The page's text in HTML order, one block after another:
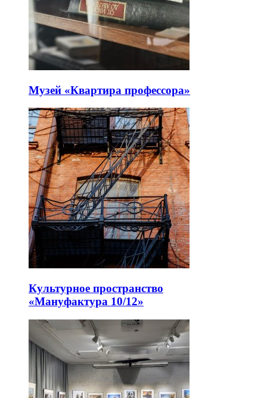
Музей «Квартира профессора»
Культурное пространство
«Мануфактура 10/12»